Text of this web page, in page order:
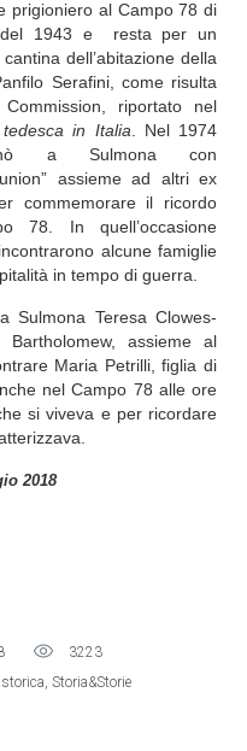
prigioniero al Campo 78 di
del 1943 e resta per un
dell’abitazione della
Serafini, come risulta
Commission, riportato nel
tedesca in Italia . Nel 1974
a Sulmona con
assieme ad altri ex
commemorare il ricordo
78. In quell’occasione
alcune famiglie
in tempo di guerra.
Sulmona Teresa Clowes-
assieme al
Maria Petrilli, figlia di
nel Campo 78 alle ore
si viveva e per ricordare
2018
3223
, Storia&Storie